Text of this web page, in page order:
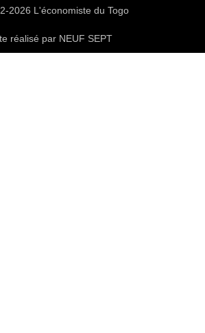
2026 L'économiste du Togo
réalisé par NEUF SEPT